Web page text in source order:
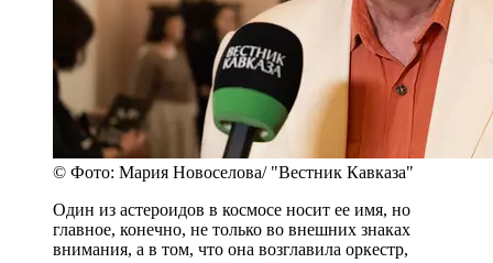
© Фото: Мария Новоселова/ "Вестник Кавказа"
Один из астероидов в космосе носит ее имя, но
главное, конечно, не только во внешних знаках
внимания, а в том, что она возглавила оркестр,